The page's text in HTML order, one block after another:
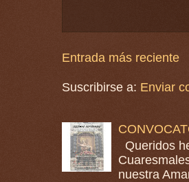
Entrada más reciente
Suscribirse a: Enviar
Queridos
nuestra